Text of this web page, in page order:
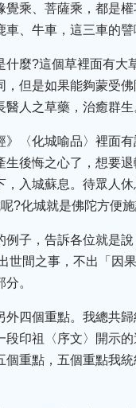
乘、菩薩乘，都是
、牛車，這三車的譬
麼?這個草裡面有
但是如果能夠蒙受
人之草藥，治癒群
〈化城喻品〉裡面
生後悔之心了，想要
入城蘇息。待眾人
?化城就是佛陀方便
例子，告訴各位就是
世間之事，不出「因
。
四個重點。我總共
印祖〈序文〉開示
重點，五個重點我